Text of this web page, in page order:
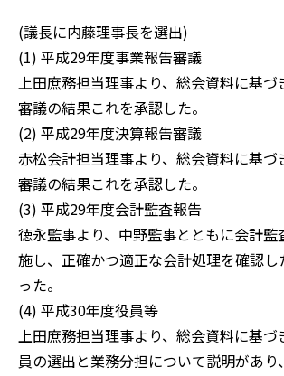
(議長に内藤理事長を選出)
(1) 平成29年度事業報告審議
上田庶務担当理事より、総会資料に基づ
審議の結果これを承認した。
(2) 平成29年度決算報告審議
赤松会計担当理事より、総会資料に基づ
審議の結果これを承認した。
(3) 平成29年度会計監査報告
徳永監事より、中野監事とともに会計
施し、正確かつ適正な会計処理を確認し
った。
(4) 平成30年度役員等
上田庶務担当理事より、総会資料に基
員の選出と業務分担について説明があり